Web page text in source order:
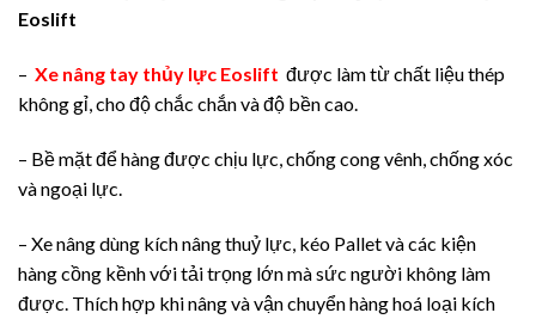
Eoslift
– Xe nâng tay thủy lực Eoslift được làm từ chất liệu thép
không gỉ, cho độ chắc chắn và độ bền cao.
– Bề mặt để hàng được chịu lực, chống cong vênh, chống xóc
và ngoại lực.
– Xe nâng dùng kích nâng thuỷ lực, kéo Pallet và các kiện
hàng cồng kềnh với tải trọng lớn mà sức người không làm
được. Thích hợp khi nâng và vận chuyển hàng hoá loại kích